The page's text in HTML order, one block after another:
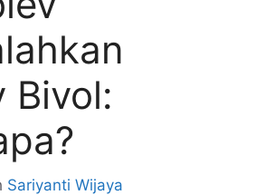
Bivol:
Sariyanti Wijaya